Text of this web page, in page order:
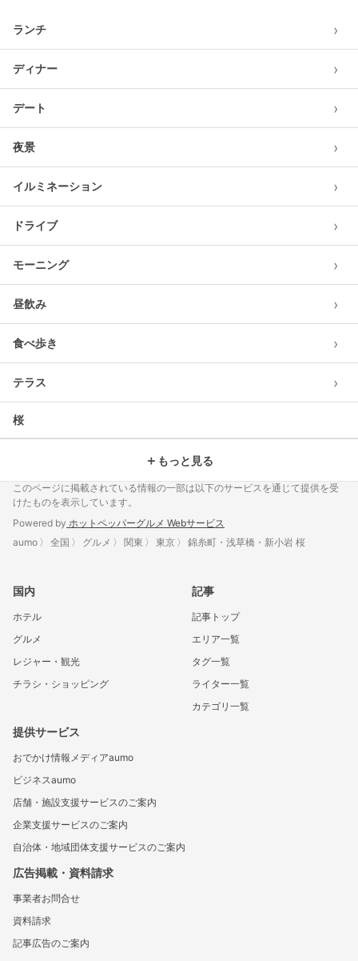
ランチ ›
ディナー ›
デート ›
夜景 ›
イルミネーション ›
ドライブ ›
モーニング ›
昼飲み ›
食べ歩き ›
テラス ›
桜
＋ もっと見る
このページに掲載されている情報の一部は以下のサービスを通じて提供を受
けたものを表示しています。
Powered by ホットペッパーグルメ Webサービス
aumo
全国 グルメ 関東 東京 錦糸町・浅草橋・新小岩 桜
国内
ホテル
グルメ
レジャー・観光
チラシ・ショッピング
記事
記事トップ
エリア一覧
タグ一覧
ライター一覧
カテゴリ一覧
提供サービス
おでかけ情報メディアaumo
ビジネスaumo
店舗・施設支援サービスのご案内
企業支援サービスのご案内
自治体・地域団体支援サービスのご案内
広告掲載・資料請求
事業者お問合せ
資料請求
記事広告のご案内